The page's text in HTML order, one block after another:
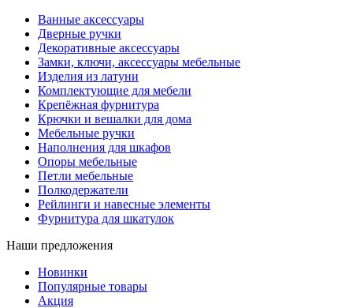
Ванные аксессуары
Дверные ручки
Декоративные аксессуары
Замки, ключи, аксессуары мебельные
Изделия из латуни
Комплектующие для мебели
Крепёжная фурнитура
Крючки и вешалки для дома
Мебельные ручки
Наполнения для шкафов
Опоры мебельные
Петли мебельные
Полкодержатели
Рейлинги и навесные элементы
Фурнитура для шкатулок
Наши предложения
Новинки
Популярные товары
Акция